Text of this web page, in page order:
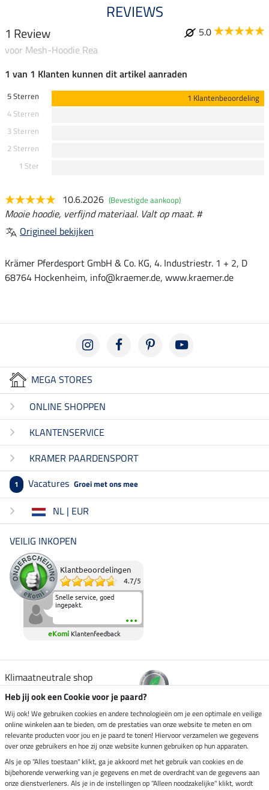
REVIEWS
1 Review
5.0
voor Mesh-Hoodie Rea
1 van 1 Klanten kunnen dit artikel aanraden
5 Sterren
1 Klantenbeoordeling
4 Sterren
3 Sterren
2 Sterren
1 Ster
10.6.2026 (Bevestigde aankoop)
Mooie hoodie, verfijnd materiaal. Valt op maat. #
Origineel bekijken
Krämer Pferdesport GmbH & Co. KG, 4. Industriestr. 1 + 2, D
68764 Hockenheim, info@kraemer.de, www.kraemer.de
MEGA STORES
ONLINE SHOPPEN
KLANTENSERVICE
KRAMER PAARDENSPORT
1 Vacatures Groei met ons mee
NL | EUR
VEILIG INKOPEN
Klantbeoordelingen
4.7/5
Snelle service, goed
ingepakt.
eKomi Klantenfeedback
Klimaatneutrale shop
Verzending per
Veilig betalen met
Heb jij ook een Cookie voor je paard?
Wij ook! We gebruiken cookies en andere technologieën om je een optimale en veilige
online winkelen aan te bieden, om de prestaties van onze website te meten en om
relevante producten voor jou en je paard te tonen! Hiervoor verzamelen we gegevens
over onze gebruikers en hoe zij onze website kunnen gebruiken op hun apparaten.
Als je op "Alles toestaan" klikt, ga je akkoord met het gebruik van cookies en de
bijbehorende verwerking van je gegevens en met de overdracht van de gegevens aan
onze dienstverleners. Als je in de instellingen op "Alleen noodzakelijke" klikt, wordt